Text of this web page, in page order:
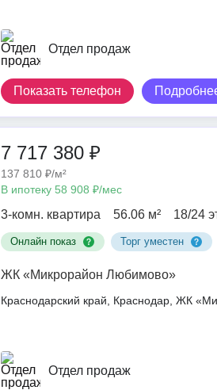
Отдел продаж
Показать телефон
7 717 380 ₽
137 810 ₽/м²
В ипотеку 58 908 ₽/мес
3-комн. квартира 56.06 м² 18/24
Онлайн показ Торг уместен
ЖК «Микрорайон Любимово»
Краснодарский край, Краснодар, ЖК
Отдел продаж